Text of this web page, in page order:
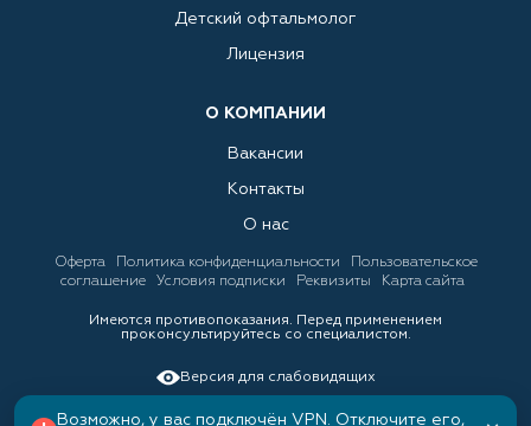
Детский офтальмолог
Лицензия
О КОМПАНИИ
Вакансии
Контакты
О нас
Оферта Политика конфиденциальности
Пользовательское
соглашение
Условия подписки Реквизиты Карта сайта
Имеются противопоказания. Перед применением
проконсультируйтесь со специалистом.
Версия для слабовидящих
Возможно, у вас подключён VPN. Отключите его,